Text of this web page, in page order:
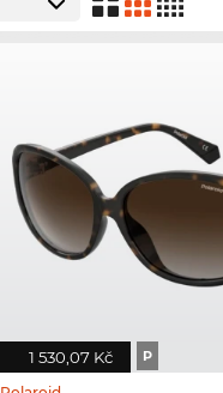
1 530,07 Kč P